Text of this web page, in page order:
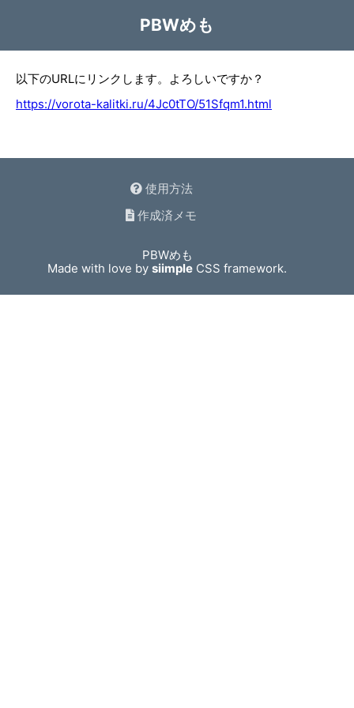
PBWめも
以下のURLにリンクします。よろしいですか？
https://vorota-kalitki.ru/4Jc0tTO/51Sfqm1.html
使用方法
作成済メモ
PBWめも
Made with love bysiimple CSS framework.